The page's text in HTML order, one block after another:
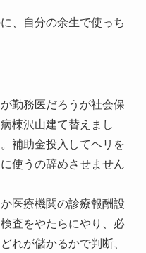
、自分の余生で使っち
勤務医だろうが社会保
棟沢山建て替えまし
補助金投入してヘリを
使うの辞めさせません
医療機関の診療報酬設
査をやたらにやり、必
れが儲かるかで判断、